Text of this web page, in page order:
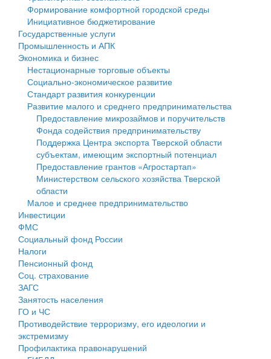
Государственные услуги
Промышленность и АПК
Экономика и бизнес
Символика
Устав
Гостям округа
Туризм
Культура
Образование
Здравоохранение
Социальная защита
Фотоальбом
муниципального округа Тверской области
Администрация Кашинского муниципального округа
Тверской области
Управление сельскими территориями
Открытые данные
Работа с обращениями граждан
Муниципальный контроль
Муниципальные услуги
Проекты административных регламентов
Антимонопольный комплаенс
Противодействие коррупции
Финансовое управление
Бюджет для граждан
Имущество
Выявление правообладателей ранее учтенных
объектов недвижимости
Имущественная поддержка субъектов малого и
среднего предпринимательства
Информационная поддержка субъектов малого и
среднего предпринимательства
Муниципальные программы
Контрольно-счетная палата
Персональные данные
Оценка регулирующего воздействия
Деятельность МУ
Нормативы градостроительного проектирования
Формирование комфортной городской среды
Инициативное бюджетирование
Государственные услуги
Промышленность и АПК
Экономика и бизнес
Нестационарные торговые объекты
Социально-экономическое развитие
Стандарт развития конкуренции
Развитие малого и среднего предпринимательства
Предоставление микрозаймов и поручительств
Фонда содействия предпринимательству
Поддержка Центра экспорта Тверской области
субъектам, имеющим экспортный потенциал
Предоставление грантов «Агростартап»
Министерством сельского хозяйства Тверской
области
Малое и среднее предпринимательство
Инвестиции
ФМС
Социальный фонд России
Налоги
Пенсионный фонд
Соц. страхование
ЗАГС
Занятость населения
ГО и ЧС
Противодействие терроризму, его идеологии и
экстремизму
Профилактика правонарушений